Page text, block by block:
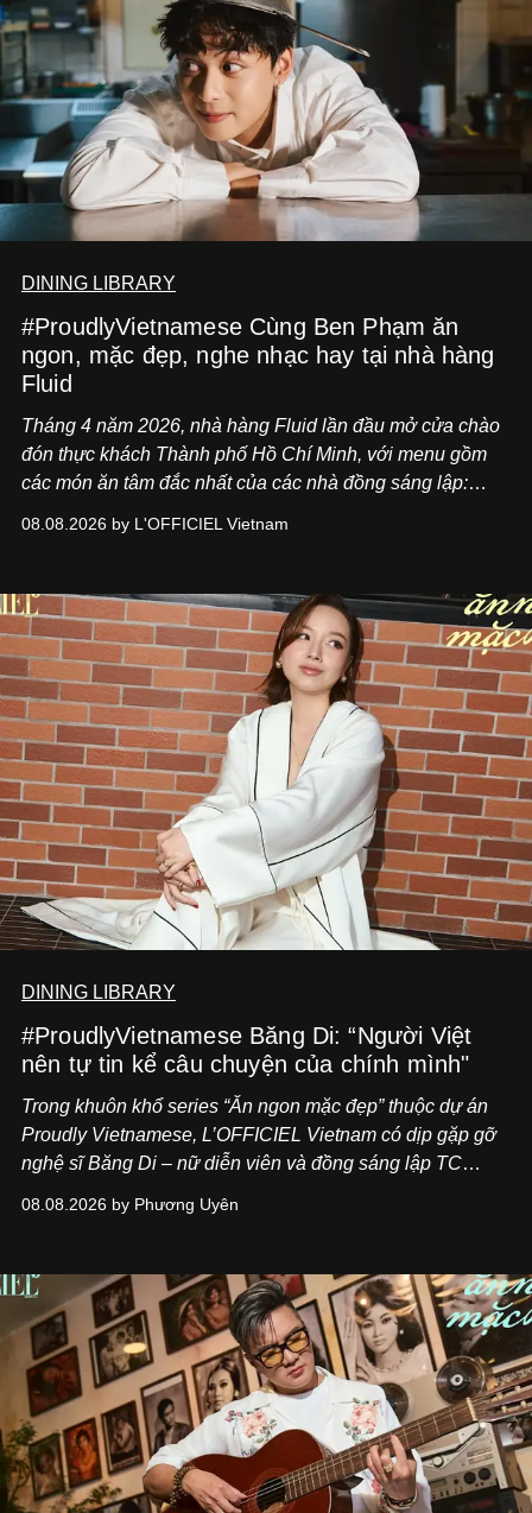
DINING LIBRARY
#ProudlyVietnamese Cùng Ben Phạm ăn
ngon, mặc đẹp, nghe nhạc hay tại nhà hàng
Fluid
Tháng 4 năm 2026, nhà hàng Fluid lần đầu mở cửa chào
đón thực khách Thành phố Hồ Chí Minh, với menu gồm
các món ăn tâm đắc nhất của các nhà đồng sáng lập:
món ăn đa dạng từ Á đến Âu nhanh chóng được yêu thích
mang đến niềm vui cho thực khách.
08.08.2026 by L'OFFICIEL Vietnam
DINING LIBRARY
#ProudlyVietnamese Băng Di: “Người Việt
nên tự tin kể câu chuyện của chính mình"
Trong khuôn khổ series “Ăn ngon mặc đẹp” thuộc dự án
Proudly Vietnamese, L’OFFICIEL Vietnam có dịp gặp gỡ
nghệ sĩ Băng Di – nữ diễn viên và đồng sáng lập TC
Kitchen Bar và SALEM tại TP.HCM.
08.08.2026 by Phương Uyên